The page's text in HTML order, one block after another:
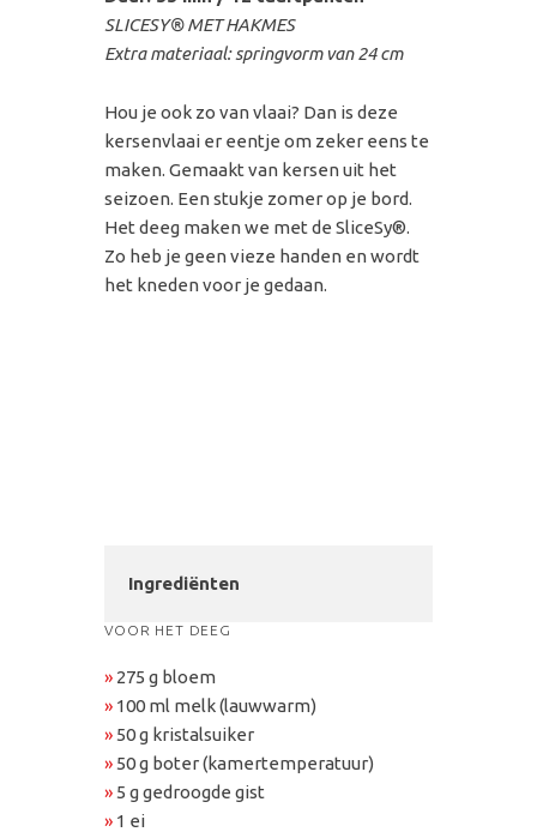
SLICESY® MET HAKMES
Extra materiaal: springvorm van 24 cm
Hou je ook zo van vlaai? Dan is deze
kersenvlaai er eentje om zeker eens te
maken. Gemaakt van kersen uit het
seizoen. Een stukje zomer op je bord.
Het deeg maken we met deSliceSy®.
Zo heb je geen vieze handen en wordt
het kneden voor je gedaan.
Ingrediënten
VOOR HET DEEG
» 275 g bloem
» 100 ml melk (lauwwarm)
» 50 g kristalsuiker
» 50 g boter (kamertemperatuur)
» 5 g gedroogde gist
» 1 ei